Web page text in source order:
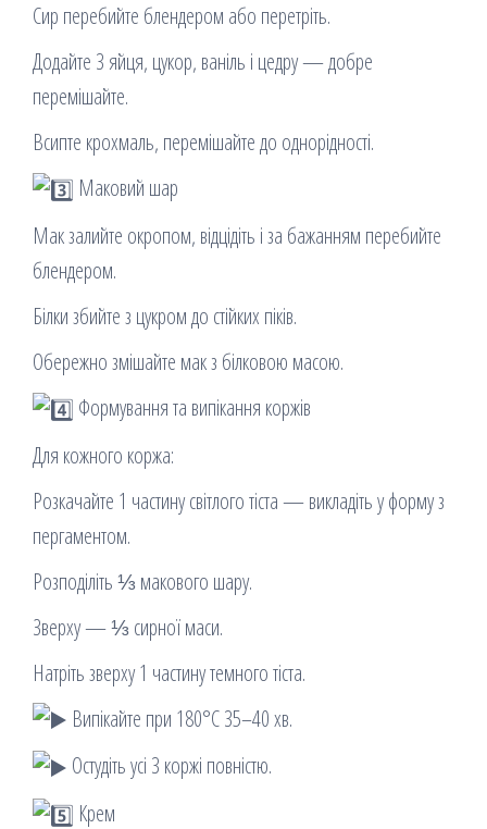
Сир перебийте блендером або перетріть.
Додайте 3 яйця, цукор, ваніль і цедру — добре
перемішайте.
Всипте крохмаль, перемішайте до однорідності.
Маковий шар
Мак залийте окропом, відцідіть і за бажанням перебийте
блендером.
Білки збийте з цукром до стійких піків.
Обережно змішайте мак з білковою масою.
Формування та випікання коржів
Для кожного коржа:
Розкачайте 1 частину світлого тіста — викладіть у форму з
пергаментом.
Розподіліть ⅓ макового шару.
Зверху — ⅓ сирної маси.
Натріть зверху 1 частину темного тіста.
Випікайте при 180°C 35–40 хв.
Остудіть усі 3 коржі повністю.
Крем